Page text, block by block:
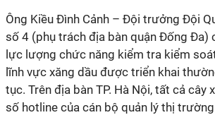
Ông Kiều Đình Cảnh – Đội trưởng Đội
số 4 (phụ trách địa bàn quận Đống Đa)
lực lượng chức năng kiểm tra kiểm
lĩnh vực xăng dầu được triển khai
tục. Trên địa bàn TP. Hà Nội, tất cả cây
số hotline của cán bộ quản lý thị